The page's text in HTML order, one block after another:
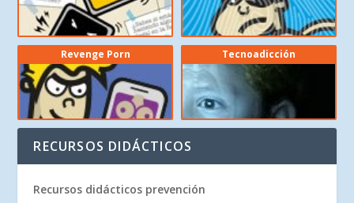
Revenge Porn Tecnoadicción
RECURSOS DIDÁCTICOS
Recursos didácticos prevención